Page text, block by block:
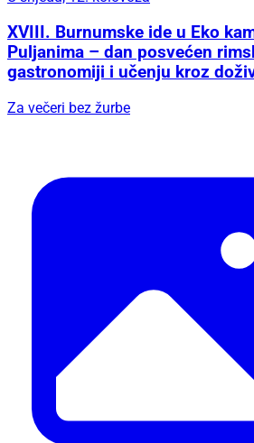
XVIII. Burnumske ide u Eko
Puljanima – dan posvećen
gastronomiji i učenju kroz
Za večeri bez žurbe